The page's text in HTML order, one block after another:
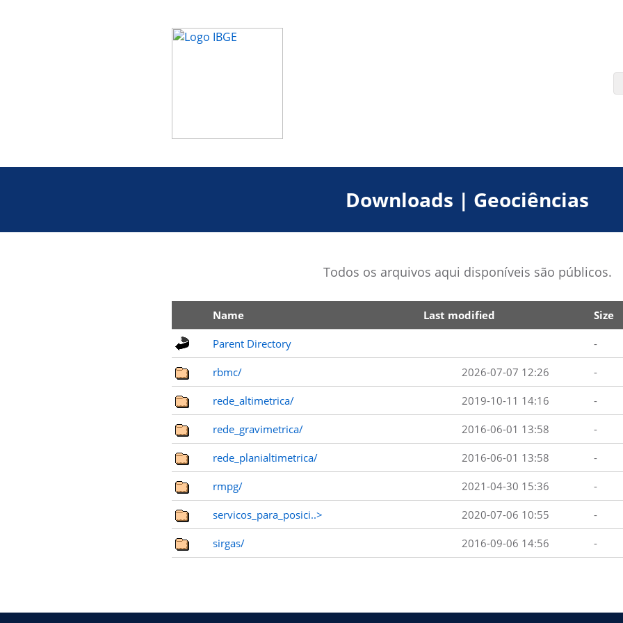
Downloads | Geociências
Todos os arquivos aqui disponíveis são públicos.
Name Last modified Size
Parent Directory -
rbmc/ 2026-07-07 12:26 -
rede_altimetrica/ 2019-10-11 14:16 -
rede_gravimetrica/ 2016-06-01 13:58 -
rede_planialtimetrica/ 2016-06-01 13:58 -
rmpg/ 2021-04-30 15:36 -
servicos_para_posici..> 2020-07-06 10:55 -
sirgas/ 2016-09-06 14:56 -